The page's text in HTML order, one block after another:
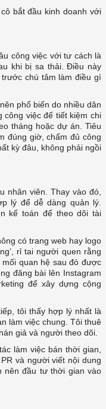
bắt đầu kinh doanh với
công việc với tư cách là
khi bị sa thải. Điều này
chú tâm làm điều gì
phổ biến do nhiều dân
công việc để tiết kiệm chi
tháng hoặc dự án. Tiêu
đúng giờ, chấm đủ công
kỳ đâu, không phải ngồi
nhân viên. Thay vào đó,
lý để dễ dàng quản lý.
kế toán để theo dõi tài
có trang web hay logo
rỉ tai người quen rằng
quan hệ sau đó được
đăng bài lên Instagram
để xây dựng cộng
tôi thấy hợp lý nhất là
làm việc chung. Tôi thuê
giả và người theo dõi.
làm việc bán thời gian,
và người viết nội dung
nên đầu tư thời gian vào